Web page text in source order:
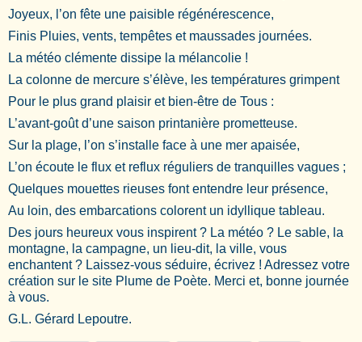
Joyeux, l’on fête une paisible régénérescence,
Finis Pluies, vents, tempêtes et maussades journées.
La météo clémente dissipe la mélancolie !
La colonne de mercure s’élève, les températures grimpent
Pour le plus grand plaisir et bien-être de Tous :
L’avant-goût d’une saison printanière prometteuse.
Sur la plage, l’on s’installe face à une mer apaisée,
L’on écoute le flux et reflux réguliers de tranquilles vagues ;
Quelques mouettes rieuses font entendre leur présence,
Au loin, des embarcations colorent un idyllique tableau.
Des jours heureux vous inspirent ? La météo ? Le sable, la
montagne, la campagne, un lieu-dit, la ville, vous
enchantent ? Laissez-vous séduire, écrivez ! Adressez votre
création sur le site Plume de Poète. Merci et, bonne journée
à vous.
G.L. Gérard Lepoutre.